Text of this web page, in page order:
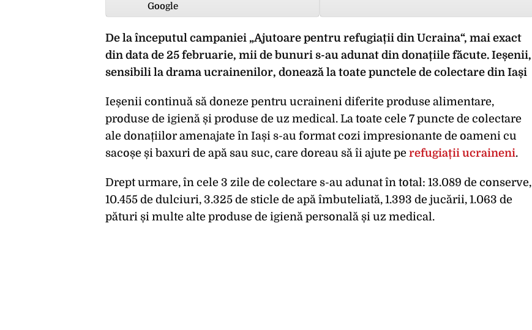
De la începutul campaniei „Ajutoare pentru refugiații din Ucraina“, mai exact
din data de 25 februarie, mii de bunuri s-au adunat din donațiile făcute. Ieșenii,
sensibili la drama ucrainenilor, donează la toate punctele de colectare din Iași
Ieșenii continuă să doneze pentru ucraineni diferite produse alimentare,
produse de igienă și produse de uz medical. La toate cele 7 puncte de colectare
ale donațiilor amenajate în Iași s-au format cozi impresionante de oameni cu
sacoșe și baxuri de apă sau suc, care doreau să îi ajute pe refugiații ucraineni.
Drept urmare, în cele 3 zile de colectare s-au adunat în total: 13.089 de conserve,
10.455 de dulciuri, 3.325 de sticle de apă îmbuteliată, 1.393 de jucării, 1.063 de
pături și multe alte produse de igienă personală și uz medical.